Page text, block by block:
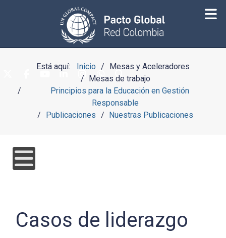
Está aquí: Inicio
Mesas y Aceleradores
Mesas de trabajo
Principios para la Educación en Gestión
Responsable
Publicaciones
Nuestras Publicaciones
Casos de liderazgo